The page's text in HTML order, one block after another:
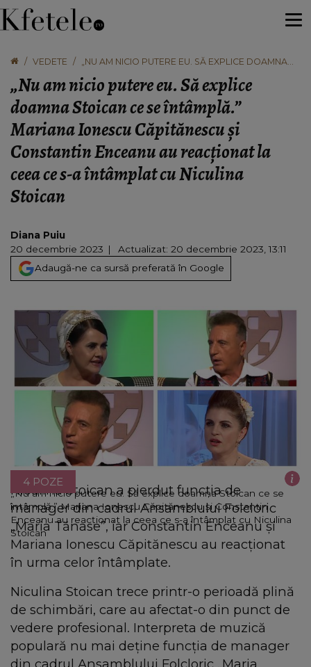
VEDETE
„NU AM NICIO PUTERE EU. SĂ EXPLICE DOAMNA
CĂPITĂNESCU ȘI CONSTANTIN ENCEANU AU
REACȚIONAT LA CEEA CE S-A ÎNTÂMPLAT CU
NICULINA STOICAN
„Nu am nicio putere eu. Să explice
doamna Stoican ce se întâmplă.”
Mariana Ionescu Căpitănescu și
Constantin Enceanu au reacționat la
ceea ce s-a întâmplat cu Niculina
Stoican
Diana Puiu
20 decembrie 2023
Actualizat: 20 decembrie 2023, 13:11
Adaugă-ne ca sursă preferată în Google
„Nu am nicio putere eu. Să explice doamna Stoican ce se
întâmplă.” Mariana Ionescu Căpitănescu și Constantin
Enceanu au reacționat la ceea ce s-a întâmplat cu Niculina
Stoican
4 POZE
Niculina Stoican a pierdut funcția de
manager din cadrul Ansamblului Folcloric
„Maria Tănase”, iar Constantin Enceanu și
Mariana Ionescu Căpitănescu au reacționat
în urma celor întâmplate.
Niculina Stoican trece printr-o perioadă plină
de schimbări, care au afectat-o din punct de
vedere profesional. Interpreta de muzică
populară nu mai deține funcția de manager
din cadrul Ansamblului Folcloric „Maria